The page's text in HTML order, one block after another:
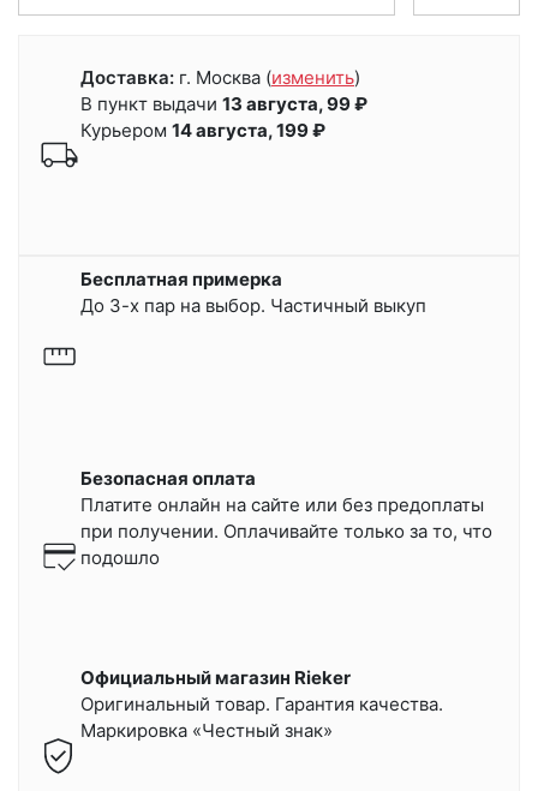
Доставка: г. Москва (изменить)
В пункт выдачи 13 августа, 99 ₽
Курьером 14 августа, 199 ₽
Бесплатная примерка
До 3-х пар на выбор. Частичный выкуп
Безопасная оплата
Платите онлайн на сайте или без предоплаты
при получении. Оплачивайте только за то, что
подошло
Официальный магазин Rieker
Оригинальный товар. Гарантия качества.
Маркировка «Честный знак»